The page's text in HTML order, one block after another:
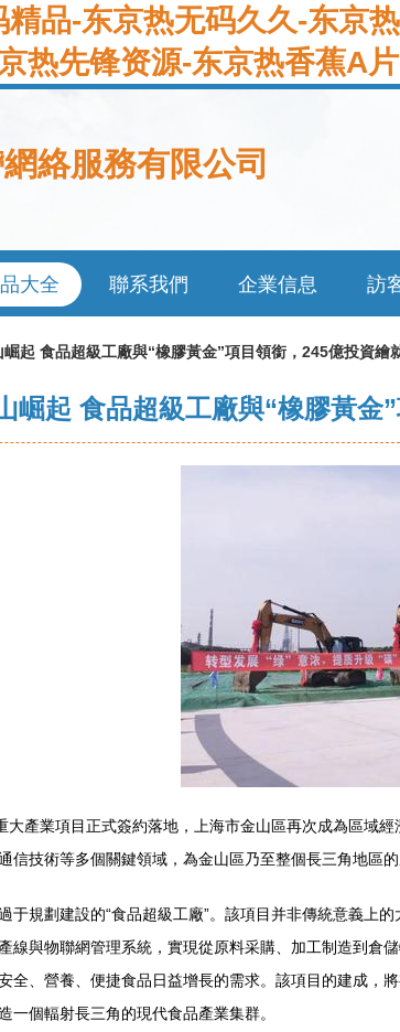
品-东京热无码久久-东京
热先锋资源-东京热香蕉A片
絡服務有限公司
大全 聯系我們 企業信息 訪
崛起 食品超級工廠與“橡膠黃金”項目領銜，245億投資繪
崛起 食品超級工廠與“橡膠黃金
大產業項目正式簽約落地，上海市金山區再次成為區域
信技術等多個關鍵領域，為金山區乃至整個長三角地區
于規劃建設的“食品超級工廠”。該項目并非傳統意義上
線與物聯網管理系統，實現從原料采購、加工制造到
全、營養、便捷食品日益增長的需求。該項目的建成，
個輻射長三角的現代食品產業集群。